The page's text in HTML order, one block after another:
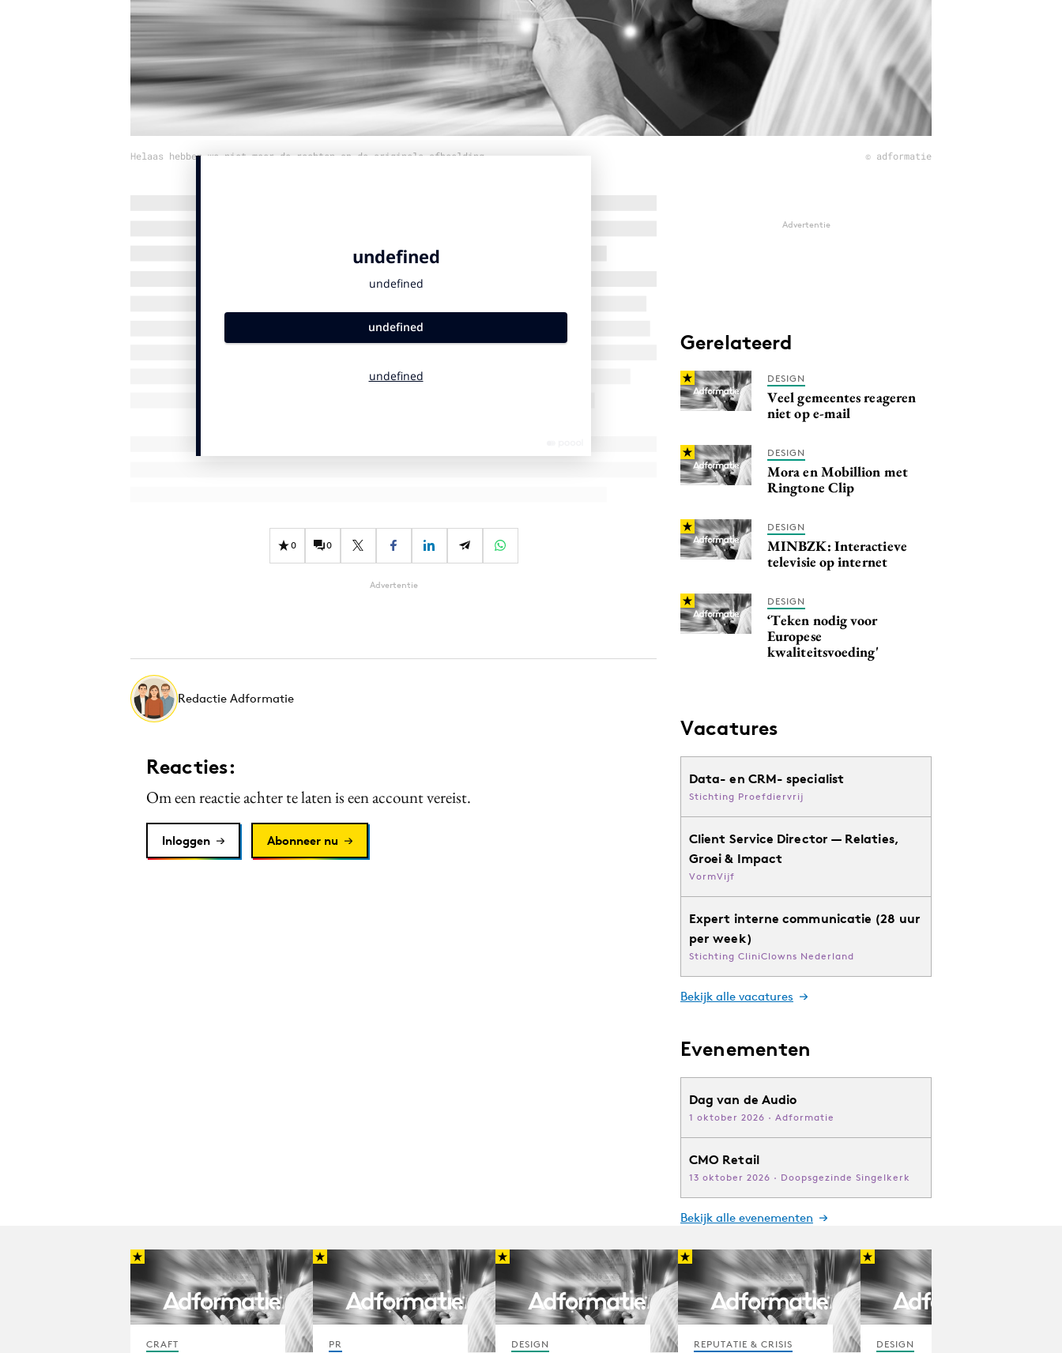
Helaas hebben we niet meer de rechten op de originele afbeelding © adformatie
0 0
Advertentie
Redactie Adformatie
Reacties:
Om een reactie achter te laten is een account vereist.
Inloggen Abonneer nu
Advertentie
Gerelateerd
DESIGN
Veel gemeentes reageren
niet op e-mail
DESIGN
Mora en Mobillion met
Ringtone Clip
DESIGN
MINBZK: Interactieve
televisie op internet
DESIGN
‘Teken nodig voor
Europese
kwaliteitsvoeding'
Vacatures
Data- en CRM- specialist
Stichting Proefdiervrij
Client Service Director — Relaties,
Groei & Impact
VormVijf
Expert interne communicatie (28 uur
per week)
Stichting CliniClowns Nederland
Bekijk alle vacatures
Evenementen
Dag van de Audio
1 oktober 2026 · Adformatie
CMO Retail
13 oktober 2026 · Doopsgezinde Singelkerk
Bekijk alle evenementen
CRAFT PR DESIGN REPUTATIE & CRISIS DESIGN